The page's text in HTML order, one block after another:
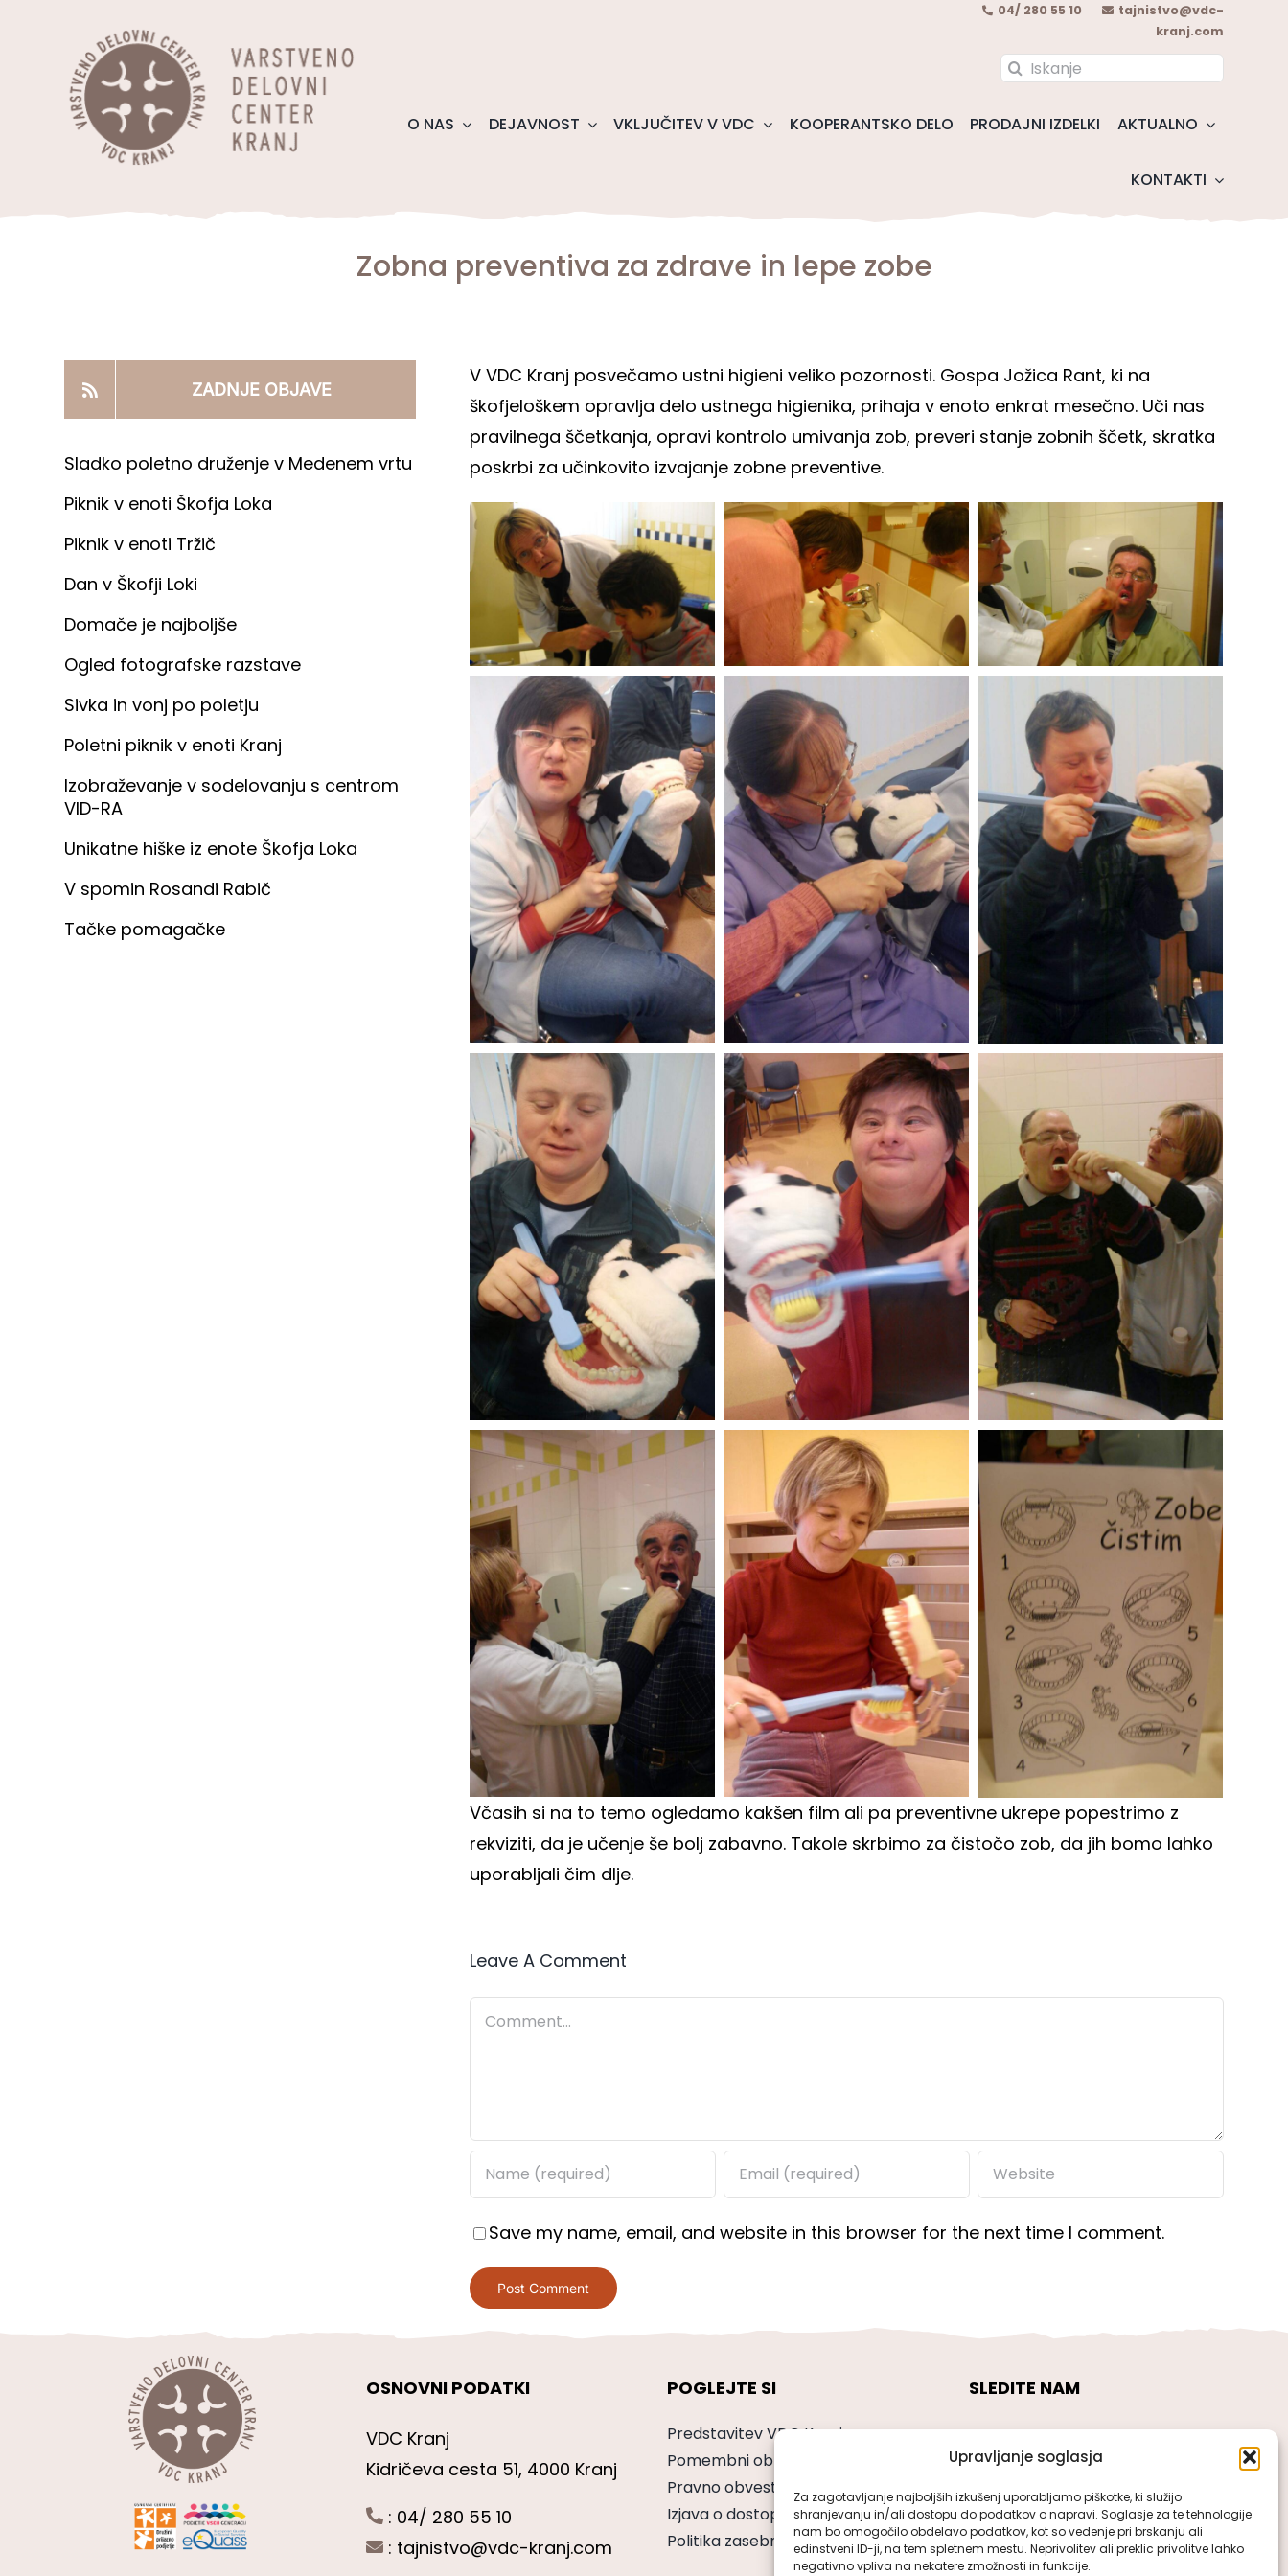
Upravljanje soglasja
Za zagotavljanje najboljših izkušenj uporabljamo piškotke, ki služijo
shranjevanju in/ali dostopu do podatkov o napravi. Soglasje za te tehnologije
nam bo omogočilo obdelavo podatkov, kot so vedenje pri brskanju ali
edinstveni ID-ji, na tem spletnem mestu. Neprivolitev ali preklic privolitve lahko
negativno vpliva na nekatere zmožnosti in funkcije.
04/ 280 55 10
tajnistvo@vdc-
kranj.com
Search
O NAS DEJAVNOST VKLJUČITEV V VDC KOOPERANTSKO DELO PRODAJNI IZDELKI AKTUALNO
KONTAKTI
Zobna preventiva za zdrave in lepe zobe
ZADNJE OBJAVE
Sladko poletno druženje v Medenem vrtu
Piknik v enoti Škofja Loka
Piknik v enoti Tržič
Dan v Škofji Loki
Domače je najboljše
Ogled fotografske razstave
Sivka in vonj po poletju
Poletni piknik v enoti Kranj
Izobraževanje v sodelovanju s centrom
VID-RA
Unikatne hiške iz enote Škofja Loka
V spomin Rosandi Rabič
Tačke pomagačke
V VDC Kranj posvečamo ustni higieni veliko pozornosti. Gospa Jožica Rant, ki na
škofjeloškem opravlja delo ustnega higienika, prihaja v enoto enkrat mesečno. Uči nas
pravilnega ščetkanja, opravi kontrolo umivanja zob, preveri stanje zobnih ščetk, skratka
poskrbi za učinkovito izvajanje zobne preventive.
Včasih si na to temo ogledamo kakšen film ali pa preventivne ukrepe popestrimo z
rekviziti, da je učenje še bolj zabavno. Takole skrbimo za čistočo zob, da jih bomo lahko
uporabljali čim dlje.
Leave A Comment
Comment
Save my name, email, and website in this browser for the next time I comment.
OSNOVNI PODATKI
VDC Kranj
Kidričeva cesta 51, 4000 Kranj
: 04/ 280 55 10
: tajnistvo@vdc-kranj.com
POGLEJTE SI
Predstavitev VDC Kranj
Pomembni obrazci
Pravno obvestilo
Izjava o dostopnosti
Politika zasebnosti
SLEDITE NAM